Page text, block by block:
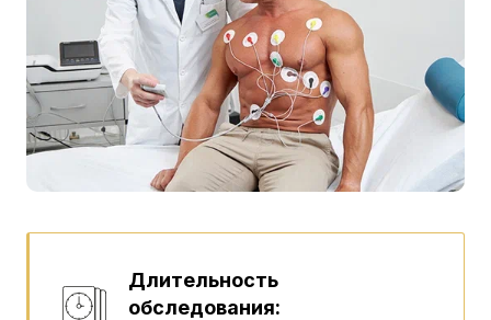
Длительность
обследования: